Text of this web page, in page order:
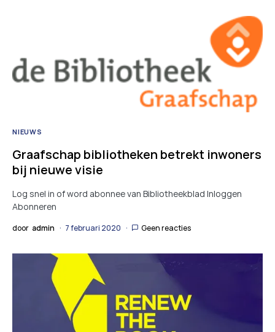
NIEUWS
Graafschap bibliotheken betrekt inwoners
bij nieuwe visie
Log snel in of word abonnee van Bibliotheekblad Inloggen
Abonneren
door admin 7 februari 2020 Geen reacties